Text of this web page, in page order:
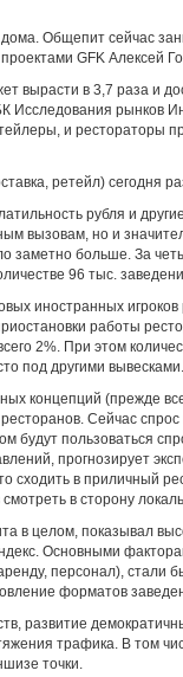
Общепит сейчас
GFK Алексей
вырасти в 3,7 раза и
Исследования рынков
и рестораторы
ретейл) сегодня
рубля и
вызовам, но и
заметно больше. За
96 тыс.
иностранных
работы
2%. При этом
под другими
концепций (прежде
Сейчас
будут пользоваться
прогнозирует
сходить в приличный
в сторону
в целом, показывал
Основными
персонал), стали
форматов
развитие
трафика. В том
точки.